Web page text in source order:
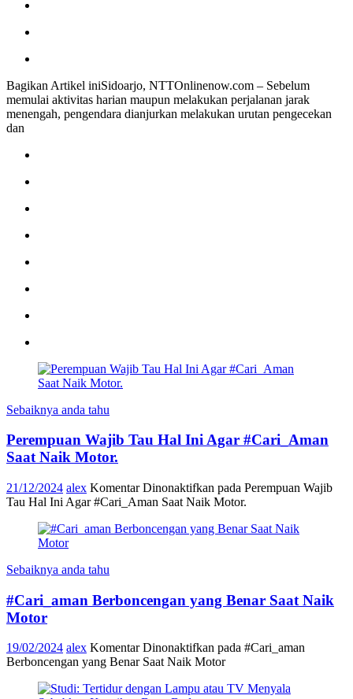
Bagikan Artikel iniSidoarjo, NTTOnlinenow.com – Sebelum
memulai aktivitas harian maupun melakukan perjalanan jarak
menengah, pengendara dianjurkan melakukan urutan pengecekan
dan
Sebaiknya anda tahu
Perempuan Wajib Tau Hal Ini Agar #Cari_Aman
Saat Naik Motor.
21/12/2024 alex Komentar Dinonaktifkan pada Perempuan Wajib
Tau Hal Ini Agar #Cari_Aman Saat Naik Motor.
Sebaiknya anda tahu
#Cari_aman Berboncengan yang Benar Saat Naik
Motor
19/02/2024 alex Komentar Dinonaktifkan pada #Cari_aman
Berboncengan yang Benar Saat Naik Motor